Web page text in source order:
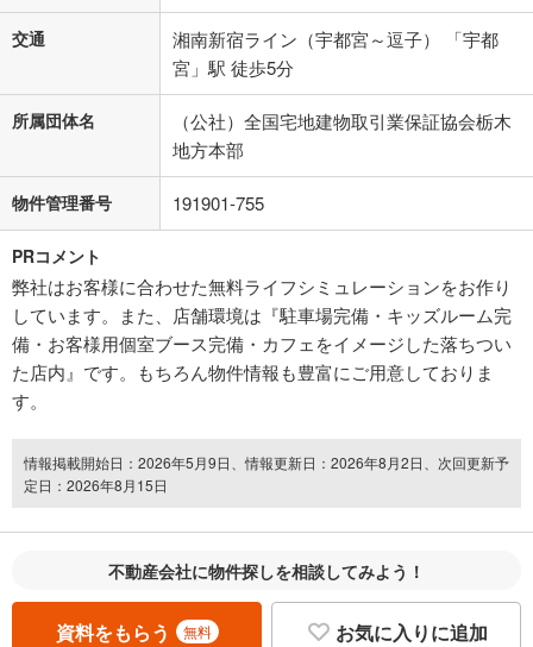
交通
湘南新宿ライン（宇都宮～逗子） 「宇都
宮」駅 徒歩5分
所属団体名
（公社）全国宅地建物取引業保証協会栃木
地方本部
物件管理番号 191901-755
PRコメント
弊社はお客様に合わせた無料ライフシミュレーションをお作り
しています。また、店舗環境は『駐車場完備・キッズルーム完
備・お客様用個室ブース完備・カフェをイメージした落ちつい
た店内』です。もちろん物件情報も豊富にご用意しておりま
す。
情報掲載開始日：2026年5月9日、情報更新日：2026年8月2日、次回更新予
定日：2026年8月15日
不動産会社に物件探しを相談してみよう！
資料をもらう 無料 お気に入りに追加